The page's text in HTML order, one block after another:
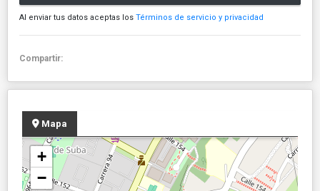
Al enviar tus datos aceptas los Términos de servicio y privacidad
Compartir:
Mapa
+
−